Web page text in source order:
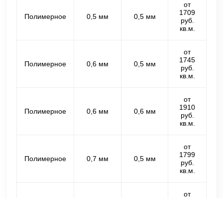
Полимерное 0,5 мм 0,5 мм
от
1709
руб.
кв.м.
Полимерное 0,6 мм 0,5 мм
от
1745
руб.
кв.м.
Полимерное 0,6 мм 0,6 мм
от
1910
руб.
кв.м.
Полимерное 0,7 мм 0,5 мм
от
1799
руб.
кв.м.
от